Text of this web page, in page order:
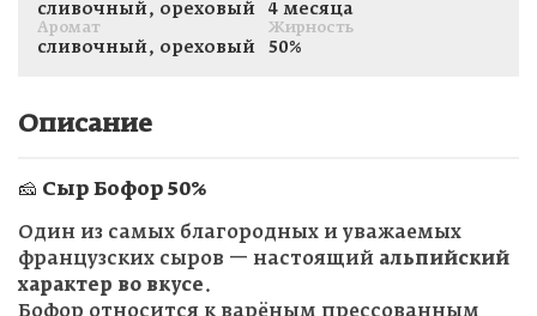
сливочный, ореховый 4 месяца
Аромат
сливочный, ореховый
Жирность
50%
Описание
🧀 Сыр Бофор 50%
Один из самых благородных и уважаемых
французских сыров — настоящий альпийский
характер во вкусе .
Бофор относится к варёным прессованным